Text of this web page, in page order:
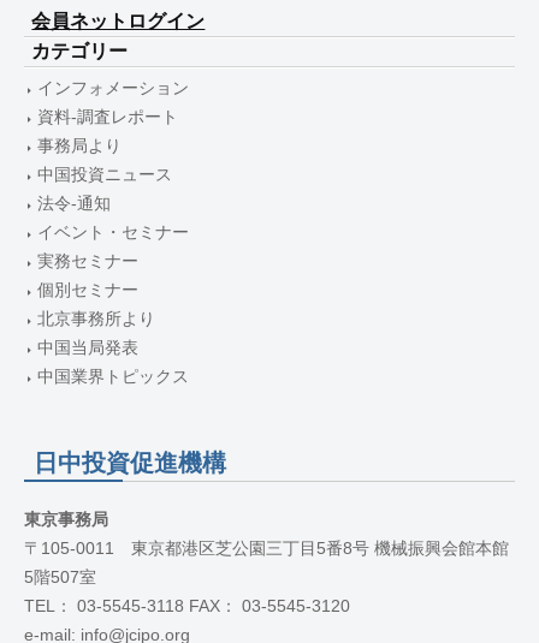
会員ネットログイン
カテゴリー
インフォメーション
資料-調査レポート
事務局より
中国投資ニュース
法令-通知
イベント・セミナー
実務セミナー
個別セミナー
北京事務所より
中国当局発表
中国業界トピックス
日中投資促進機構
東京事務局
〒105-0011 東京都港区芝公園三丁目5番8号 機械振興会館本館
5階507室
TEL： 03-5545-3118 FAX： 03-5545-3120
e-mail: info@jcipo.org